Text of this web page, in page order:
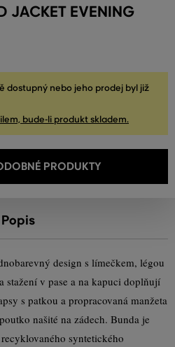
JACKET EVENING
dostupný nebo jeho prodej byl již
bude-li produkt skladem.
PRODUKTY
Popis
design s límečkem, légou
v pase a na kapuci doplňují
s patkou a propracovaná manžeta
našité na zádech. Bunda je
syntetického